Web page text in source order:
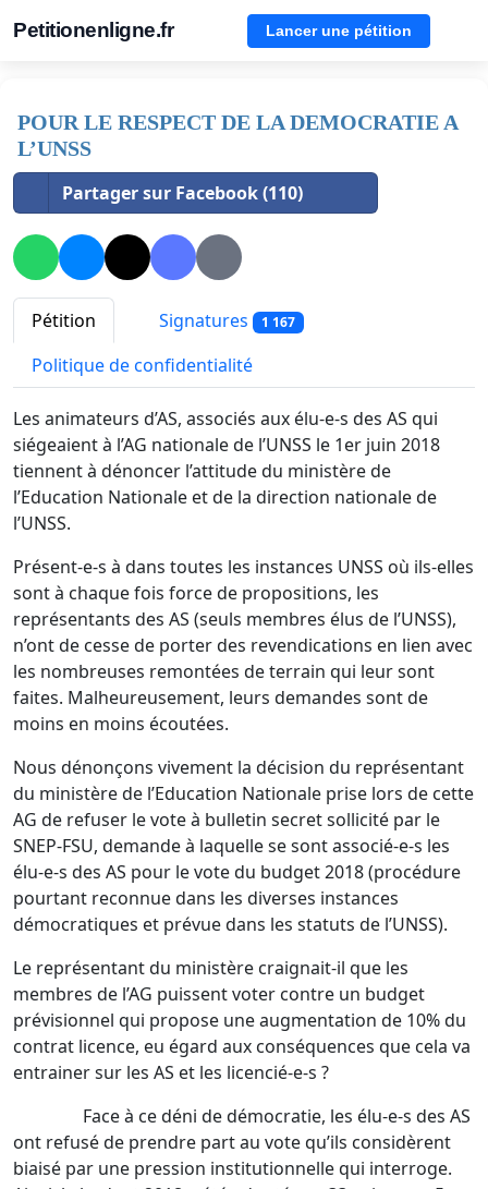
Petitionenligne.fr Lancer une pétition
POUR LE RESPECT DE LA DEMOCRATIE A
L’UNSS
Partager sur Facebook (110)
Pétition Signatures 1 167
Politique de confidentialité
Les animateurs d’AS, associés aux élu-e-s des AS qui
siégeaient à l’AG nationale de l’UNSS le 1er juin 2018
tiennent à dénoncer l’attitude du ministère de
l’Education Nationale et de la direction nationale de
l’UNSS.
Présent-e-s à dans toutes les instances UNSS où ils-elles
sont à chaque fois force de propositions, les
représentants des AS (seuls membres élus de l’UNSS),
n’ont de cesse de porter des revendications en lien avec
les nombreuses remontées de terrain qui leur sont
faites. Malheureusement, leurs demandes sont de
moins en moins écoutées.
Nous dénonçons vivement la décision du représentant
du ministère de l’Education Nationale prise lors de cette
AG de refuser le vote à bulletin secret sollicité par le
SNEP-FSU, demande à laquelle se sont associé-e-s les
élu-e-s des AS pour le vote du budget 2018 (procédure
pourtant reconnue dans les diverses instances
démocratiques et prévue dans les statuts de l’UNSS).
Le représentant du ministère craignait-il que les
membres de l’AG puissent voter contre un budget
prévisionnel qui propose une augmentation de 10% du
contrat licence, eu égard aux conséquences que cela va
entrainer sur les AS et les licencié-e-s ?
Face à ce déni de démocratie, les élu-e-s des AS
ont refusé de prendre part au vote qu’ils considèrent
biaisé par une pression institutionnelle qui interroge.